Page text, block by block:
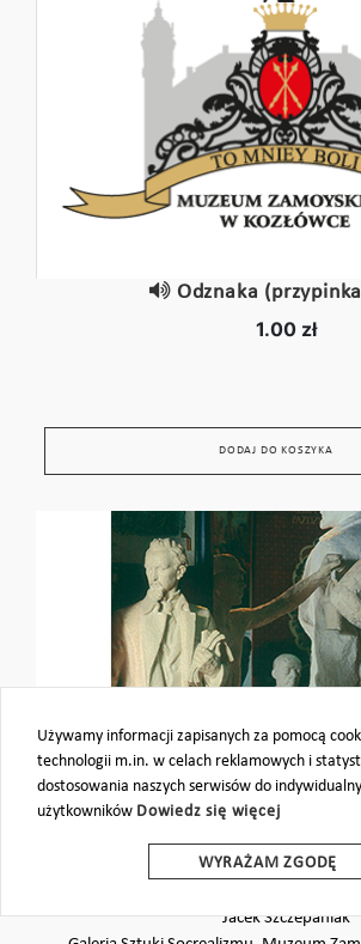
Odznaka
1.00 zł
DODAJ DO KOSZYKA
Socrealizm. Muzeum
Jacek Szczepaniak
Używamy informacji zapisanych za pomocą
technologii m.in. w celach reklamowych i
dostosowania naszych serwisów do
użytkowników Dowiedz się więcej
WYRAŻAM ZGODĘ